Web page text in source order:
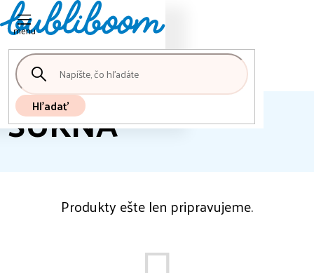
Prejsť
na
obsah
Hľadať
košík
SUKŇA
Produkty ešte len pripravujeme.